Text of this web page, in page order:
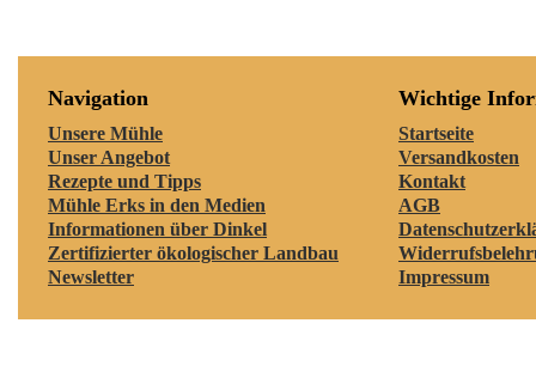
Navigation
Unsere Mühle
Unser Angebot
Rezepte und Tipps
Mühle Erks in den Medien
Informationen über Dinkel
Zertifizierter ökologischer Landbau
Newsletter
Wichtige
Startseite
Versandkosten
Kontakt
AGB
Impressum